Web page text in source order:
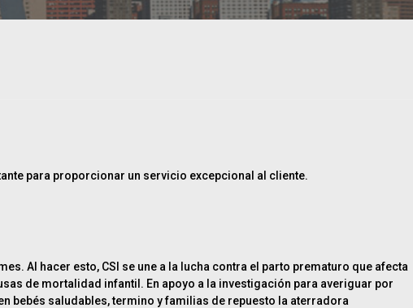
para proporcionar un servicio excepcional al cliente.
Al hacer esto, CSI se une a la lucha contra el parto prematuro que afecta
de mortalidad infantil. En apoyo a la investigación para averiguar por
bebés saludables, termino y familias de repuesto la aterradora